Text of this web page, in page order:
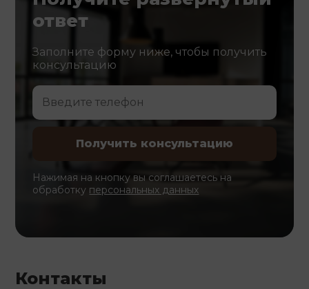
ответ
Заполните форму ниже, чтобы получить
консультацию
Нажимая на кнопку вы соглашаетесь на
обработку персональных данных
Контакты